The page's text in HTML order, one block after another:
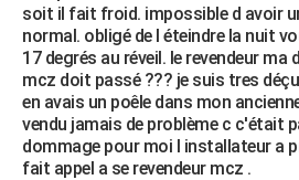
Guides de France
Escapades
Patrimoine
Expositions
Musées
Week-end nature
LIFESTYLE
Art de vivre
Bien-être
Loisirs
Mode
Modes de vie
SANTE
Alimentation
Guide de la santé
Maladies
Médicaments
Sommeil
VOYAGE
Destinations
City break
Voyage nature
Voyage de noces
Forum
Climat
+PHOTO
soit il fait froid. impossible d avoir
normal. obligé de l éteindre la nuit
17 degrés au réveil. le revendeur ma
mcz doit passé ??? je suis tres
en avais un poêle dans mon
vendu jamais de problème c c'était
dommage pour moi l installateur a
fait appel a se revendeur mcz .